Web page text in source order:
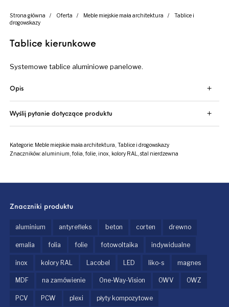
Strona główna / Oferta / Meble miejskie mała architektura /
Tablice i
drogowskazy
Tablice kierunkowe
Systemowe tablice aluminiowe panelowe.
Opis
Wyślij pytanie dotyczące produktu
Kategorie: Meble miejskie mała architektura Tablice i drogowskazy
Znaczników: aluminium, folia, folie, inox, kolory RAL,stal nierdzewna
Znaczniki produktu
aluminium antyrefleks beton corten drewno
emalia folia folie fotowoltaika indywidualne
inox kolory RAL Lacobel LED liko-s magnes
MDF na zamówienie One-Way-Vision OWV OWZ
PCV PCW plexi płyty kompozytowe